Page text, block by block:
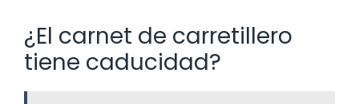
¿El carnet de carretillero
tiene caducidad?